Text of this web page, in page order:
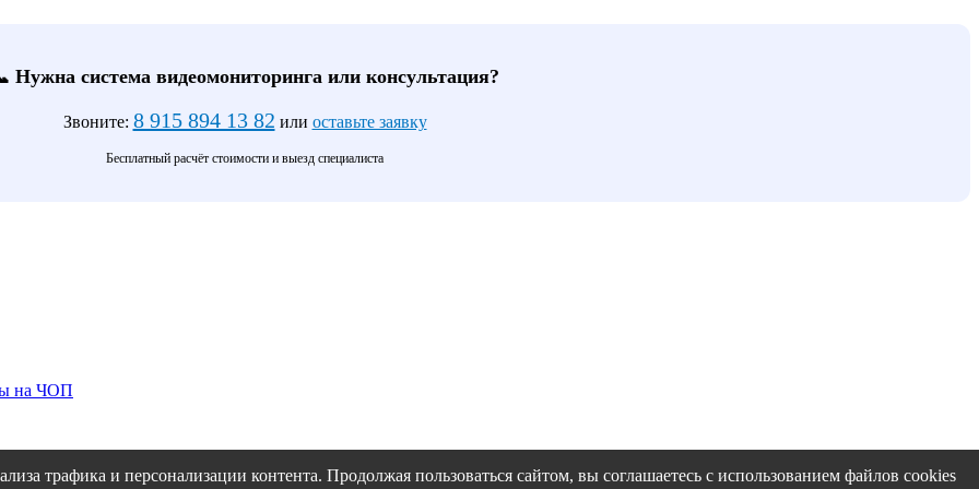
Нужна система видеомониторинга или консультация?
Звоните: 8 915 894 13 82 или оставьте заявку
Бесплатный расчёт стоимости и выезд специалиста
на ЧОП
трафика и персонализации контента. Продолжая пользоваться сайтом, вы соглашаетесь с использованием файлов cookies